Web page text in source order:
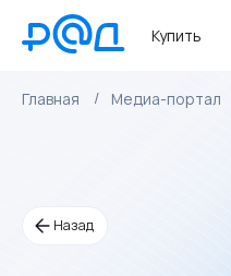
Купить
Главная Медиа-портал
Назад